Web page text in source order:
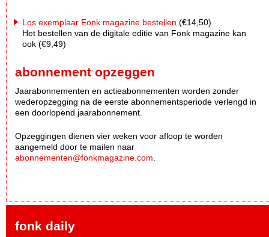
Los exemplaar Fonk magazine bestellen (€14,50)
Het bestellen van de digitale editie van Fonk magazine kan
ook (€9,49)
abonnement opzeggen
Jaarabonnementen en actieabonnementen worden zonder
wederopzegging na de eerste abonnementsperiode verlengd in
een doorlopend jaarabonnement.
Opzeggingen dienen vier weken voor afloop te worden
aangemeld door te mailen naar
abonnementen@fonkmagazine.com.
fonk daily